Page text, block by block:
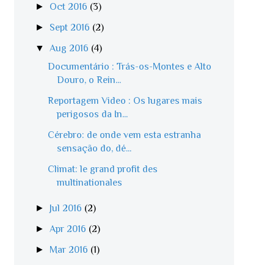
► Oct 2016 (3)
► Sept 2016 (2)
▼ Aug 2016 (4)
Documentário : Trás-os-Montes e Alto
Douro, o Rein...
Reportagem Video : Os lugares mais
perigosos da In...
Cérebro: de onde vem esta estranha
sensação do, dé...
Climat: le grand profit des
multinationales
► Jul 2016 (2)
► Apr 2016 (2)
► Mar 2016 (1)